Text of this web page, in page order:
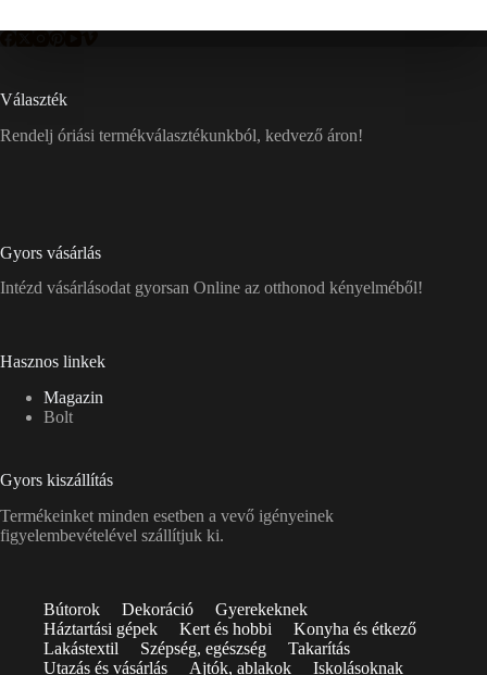
Választék
Rendelj óriási termékválasztékunkból, kedvező áron!
Gyors vásárlás
Intézd vásárlásodat gyorsan Online az otthonod kényelméből!
Hasznos linkek
Magazin
Bolt
Gyors kiszállítás
Termékeinket minden esetben a vevő igényeinek
figyelembevételével szállítjuk ki.
Bútorok Dekoráció
Gyerekeknek
Háztartási gépek
Kert és hobbi
Konyha és étkező
Lakástextil
Szépség, egészség
Takarítás
Utazás és vásárlás
Ajtók, ablakok Iskolásoknak